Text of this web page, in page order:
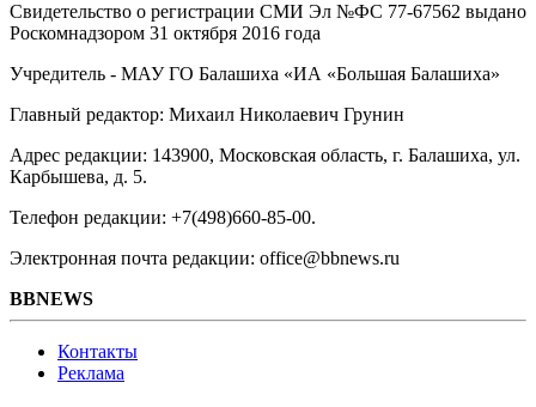
Свидетельство о регистрации СМИ Эл №ФС ‎77-67562 выдано
Роскомнадзором 31 октября 2016 года
Учредитель - МАУ ГО Балашиха «ИА «Большая Балашиха»
Главный редактор: Михаил Николаевич Грунин
Адрес редакции: 143900, Московская область, г. Балашиха, ул.
Карбышева, д. 5.
Телефон редакции: +7(498)660-85-00.
Электронная почта редакции: office@bbnews.ru
BBNEWS
Контакты
Реклама